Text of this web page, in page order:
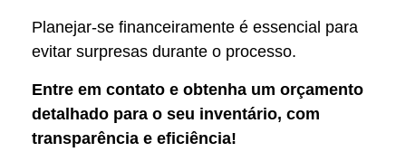
Planejar-se financeiramente é essencial para
evitar surpresas durante o processo.
Entre em contato e obtenha um orçamento
detalhado para o seu inventário, com
transparência e eficiência!